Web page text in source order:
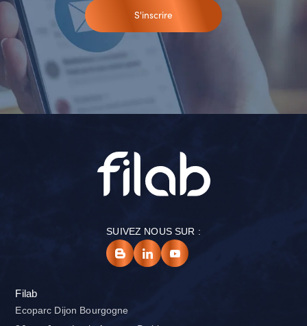
S'inscrire
SUIVEZ NOUS SUR :
Filab
Ecoparc Dijon Bourgogne